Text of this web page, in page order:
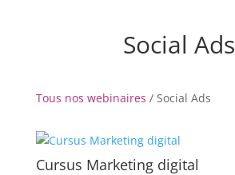
Social Ads
Tous nos webinaires / Social Ads
Cursus Marketing digital